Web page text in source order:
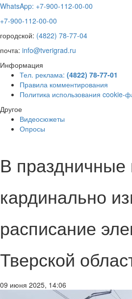
WhatsApp: +7-900-112-00-00
+7-900-112-00-00
городской: (4822) 78-77-04
почта: info@tverigrad.ru
Информация
Тел. реклама: (4822) 78-77-01
Правила комментирования
Политика использования cookie-
Другое
Видеосюжеты
Опросы
В
кардинально
расписание
Тверской
09 июня 2025, 14:06